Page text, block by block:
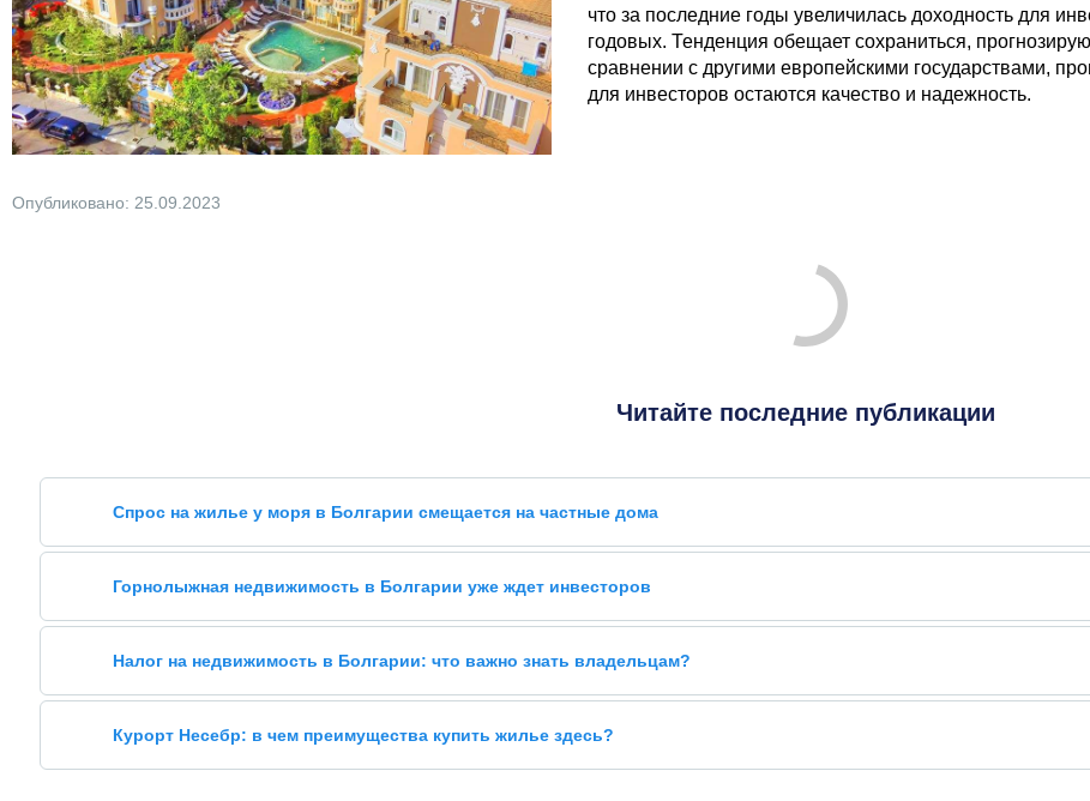
что за последние годы увеличилась доходность для
годовых. Тенденция обещает сохраниться,
сравнении с другими европейскими государствами,
для инвесторов остаются качество и надежность.
Опубликовано: 25.09.2023
Читайте последние публикации
Спрос на жилье у моря в Болгарии смещается на частные дома
Горнолыжная недвижимость в Болгарии уже ждет инвесторов
Налог на недвижимость в Болгарии: что важно знать владельцам?
Курорт Несебр: в чем преимущества купить жилье здесь?